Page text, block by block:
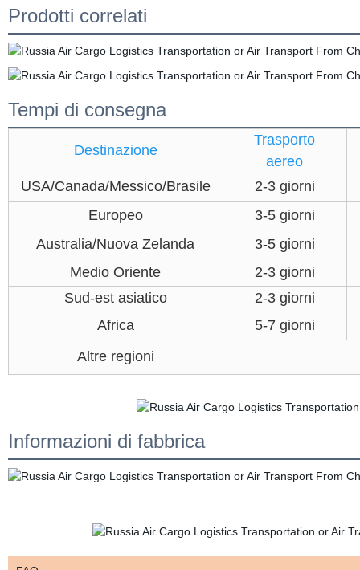
Prodotti correlati
Tempi di consegna
Destinazione
Trasporto
aereo
USA/Canada/Messico/Brasile
2-3 giorni
Europeo
3-5 giorni
Australia/Nuova Zelanda
3-5 giorni
Medio Oriente
2-3 giorni
Sud-est asiatico
2-3 giorni
Africa
5-7 giorni
Altre regioni
Informazioni di fabbrica